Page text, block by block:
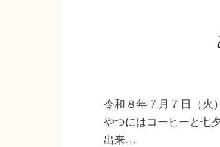
令和８年７月７日（火
やつにはコーヒーと七
出来…